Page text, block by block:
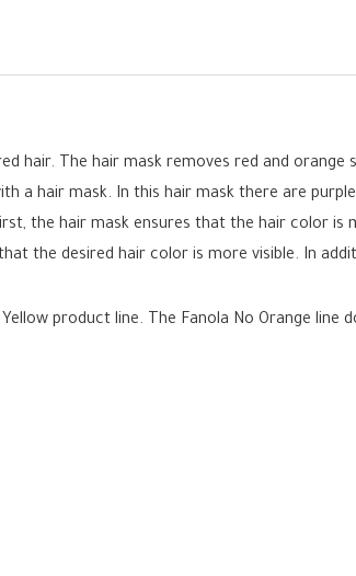
hair. The hair mask removes red and
a hair mask. In this hair mask there are
the hair mask ensures that the hair color
the desired hair color is more visible. In
product line. The Fanola No Orange